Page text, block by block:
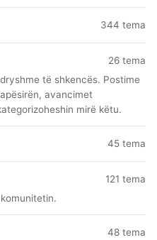
344 tema
26 tema
të shkencës. Postime
avancimet
mirë këtu.
45 tema
121 tema
48 tema